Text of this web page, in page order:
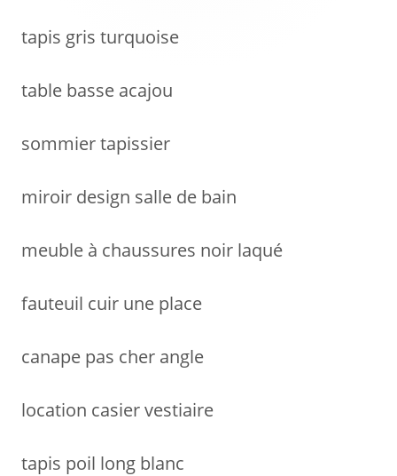
r
e
tapis gris turquoise
table basse acajou
sommier tapissier
miroir design salle de bain
meuble à chaussures noir laqué
fauteuil cuir une place
canape pas cher angle
location casier vestiaire
tapis poil long blanc